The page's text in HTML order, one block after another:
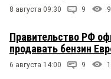
8 августа 09:30 9
Правительство РФ
продавать бензин
6 августа 14:00 9